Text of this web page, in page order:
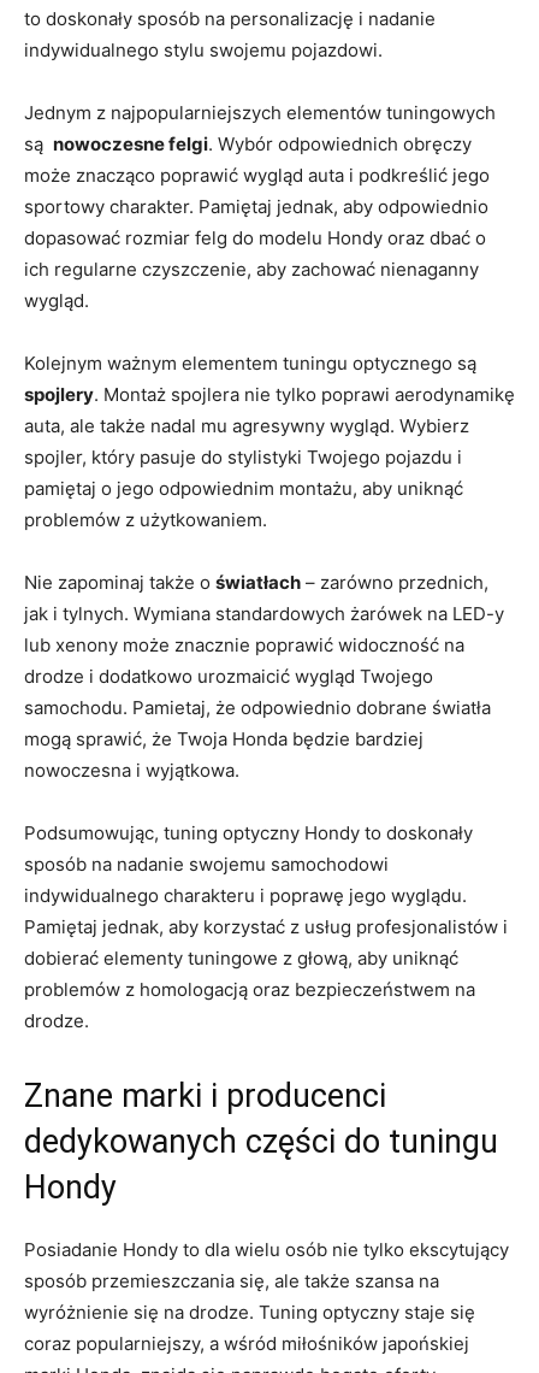
to ⁤doskonały sposób na personalizację i nadanie
‌indywidualnego stylu swojemu pojazdowi.
Jednym z najpopularniejszych elementów ‌tuningowych⁤
są ​ nowoczesne felgi. Wybór odpowiednich ⁤obręczy
może znacząco‌ poprawić wygląd⁤ auta i podkreślić⁣ jego
sportowy charakter.‍ Pamiętaj ‌jednak, aby odpowiednio
dopasować ‌rozmiar felg do ⁤modelu‍ Hondy oraz dbać o⁣
ich regularne czyszczenie, aby zachować nienaganny
wygląd.
Kolejnym ważnym elementem‌ tuningu ⁢optycznego są
spojlery. Montaż spojlera nie tylko poprawi aerodynamikę
auta, ale także nadal mu agresywny wygląd. Wybierz
⁤spojler, ⁣który pasuje do stylistyki​ Twojego pojazdu i
pamiętaj o jego odpowiednim ⁢montażu, aby ⁤uniknąć
problemów z użytkowaniem.
Nie zapominaj także o światłach – zarówno przednich,
jak i tylnych. Wymiana standardowych żarówek na LED-y
lub xenony może‍ znacznie poprawić widoczność na
drodze ⁣i dodatkowo urozmaicić wygląd Twojego
‍samochodu. Pamietaj,⁢ że odpowiednio dobrane światła
mogą‍ sprawić, że‌ Twoja Honda ‍będzie bardziej ​
nowoczesna i wyjątkowa.
Podsumowując, tuning optyczny Hondy​ to doskonały
sposób na nadanie swojemu samochodowi⁤
indywidualnego charakteru i poprawę jego wyglądu.
Pamiętaj jednak, aby ⁢korzystać z ⁤usług profesjonalistów i
⁤dobierać elementy tuningowe ‍z ‍głową, aby uniknąć
problemów z homologacją oraz bezpieczeństwem na‌
drodze.
Znane marki i producenci
dedykowanych ⁤części do tuningu
Hondy
Posiadanie Hondy to ⁣dla​ wielu osób nie ⁣tylko ekscytujący
sposób przemieszczania się, ale także ‍szansa‌ na
wyróżnienie się na drodze. Tuning ‌optyczny staje się
coraz​ popularniejszy, a wśród miłośników japońskiej